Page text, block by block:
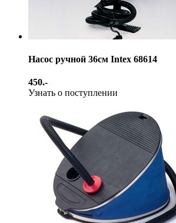
Насос ручной 36см Intex 68614
450.-
Узнать о поступлении